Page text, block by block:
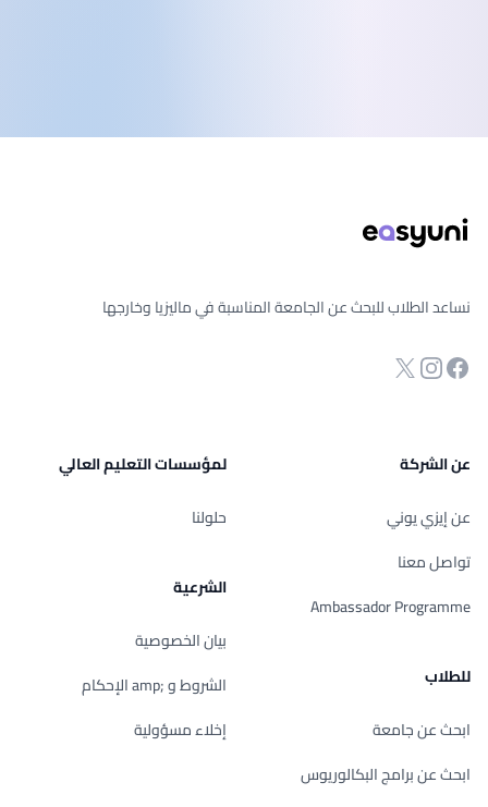
نساعد الطلاب للبحث عن الجامعة المناسبة في ماليزيا وخارجها
صفحة الفيسبوك
انستجرام
Twitter
عن الشركة
عن إيزي يوني
تواصل معنا
Ambassador Programme
للطلاب
ابحث عن جامعة
ابحث عن برامج البكالوريوس
لمؤسسات التعليم العالي
حلولنا
الشرعية
بيان الخصوصية
الشروط و ;amp الإحكام
إخلاء مسؤولية